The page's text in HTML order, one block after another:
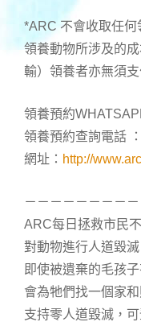
*ARC 不會收取任何
領養動物所涉及的
輸）領養者亦無須支
領養預約
領養預約查詢電話
網址： http://
－－－－－－－－
ARC每日拯救市民
對動物進行人道毀滅
即使被遺棄的毛孩
會為牠們找一個家
支持零人道毀滅，